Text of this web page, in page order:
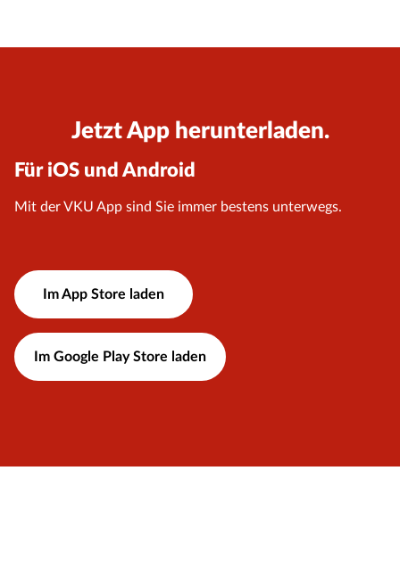
Jetzt App herunterladen.
Für iOS und Android
Mit der VKU App sind Sie immer bestens unterwegs.
Im App Store laden
Im Google Play Store laden